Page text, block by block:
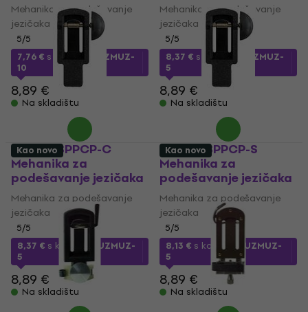
Mehanika za podešavanje
jezičaka
5/5
7,76 € s kodom MUZMUZ-
10
8,89 €
Na skladištu
Mehanika za podešavanje
jezičaka
5/5
8,37 € s kodom MUZMUZ-
5
8,89 €
Na skladištu
Latone SPPCP-C
Mehanika za
podešavanje jezičaka
Mehanika za podešavanje
jezičaka
5/5
8,37 € s kodom MUZMUZ-
5
8,89 €
Na skladištu
Latone SPPCP-S
Mehanika za
podešavanje jezičaka
Mehanika za podešavanje
jezičaka
5/5
8,13 € s kodomMUZMUZ-
5
8,89 €
Na skladištu
Kao novo Kao novo